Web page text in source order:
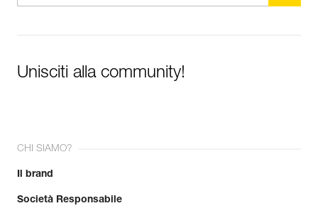
Unisciti alla community!
CHI SIAMO?
Il brand
Società Responsabile